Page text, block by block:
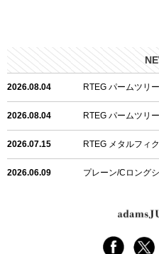
2026.08.04 RTEG パームツリ
2026.08.04 RTEG パームツリ
2026.07.15 RTEG メタルフィ
2026.06.09 プレーン/Cロング